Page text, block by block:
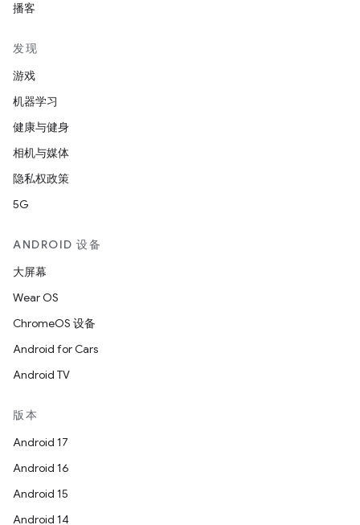
播客
发现
游戏
机器学习
健康与健身
相机与媒体
隐私权政策
5G
ANDROID 设备
大屏幕
Wear OS
ChromeOS 设备
Android for Cars
Android TV
版本
Android 17
Android 16
Android 15
Android 14